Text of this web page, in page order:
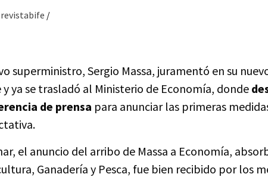
revistabife /
superministro, Sergio Massa, juramentó en su
ya se trasladó al Ministerio de Economía, donde
de prensa para anunciar las primeras
el anuncio del arribo de Massa a Economía,
Ganadería y Pesca, fue bien recibido por los